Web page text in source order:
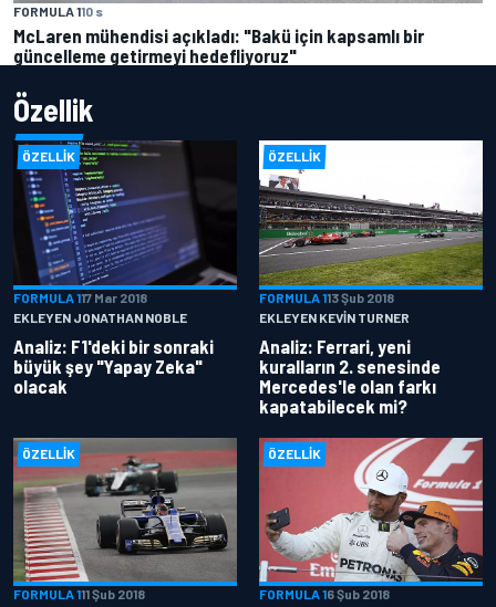
FORMULA 110 s
McLaren mühendisi açıkladı: "Bakü için kapsamlı bir
güncelleme getirmeyi hedefliyoruz"
Özellik
ÖZELLIK
FORMULA 117 Mar 2018
EKLEYEN JONATHAN NOBLE
Analiz: F1'deki bir sonraki
büyük şey "Yapay Zeka"
olacak
ÖZELLIK
FORMULA 113 Şub 2018
EKLEYEN KEVIN TURNER
Analiz: Ferrari, yeni
kuralların 2. senesinde
Mercedes'le olan farkı
kapatabilecek mi?
ÖZELLIK
FORMULA 111 Şub 2018
ÖZELLIK
FORMULA 16 Şub 2018